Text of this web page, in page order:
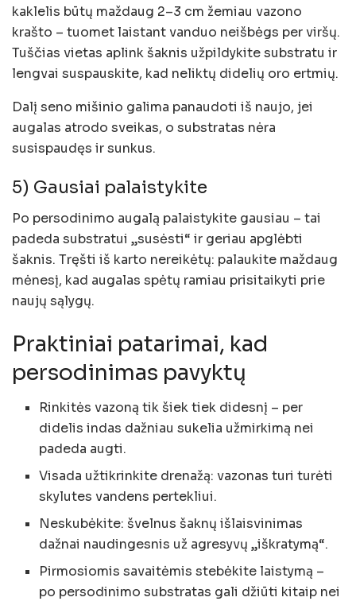
kaklelis būtų maždaug 2–3 cm žemiau vazono
krašto – tuomet laistant vanduo neišbėgs per viršų.
Tuščias vietas aplink šaknis užpildykite substratu ir
lengvai suspauskite, kad neliktų didelių oro ertmių.
Dalį seno mišinio galima panaudoti iš naujo, jei
augalas atrodo sveikas, o substratas nėra
susispaudęs ir sunkus.
5) Gausiai palaistykite
Po persodinimo augalą palaistykite gausiau – tai
padeda substratui „susėsti“ ir geriau apglėbti
šaknis. Tręšti iš karto nereikėtų: palaukite maždaug
mėnesį, kad augalas spėtų ramiau prisitaikyti prie
naujų sąlygų.
Praktiniai patarimai, kad
persodinimas pavyktų
Rinkitės vazoną tik šiek tiek didesnį – per
didelis indas dažniau sukelia užmirkimą nei
padeda augti.
Visada užtikrinkite drenažą: vazonas turi turėti
skylutes vandens pertekliui.
Neskubėkite: švelnus šaknų išlaisvinimas
dažnai naudingesnis už agresyvų „iškratymą“.
Pirmosiomis savaitėmis stebėkite laistymą –
po persodinimo substratas gali džiūti kitaip nei